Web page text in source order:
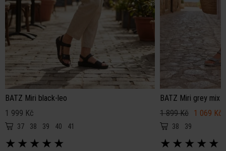
BATZ Miri black-leo
1 999 Kč
37 38 39 40 41
★ ★ ★ ★ ★
BATZ Miri grey mix
1 899 Kč 1 069 Kč
38 39
★ ★ ★ ★ ★